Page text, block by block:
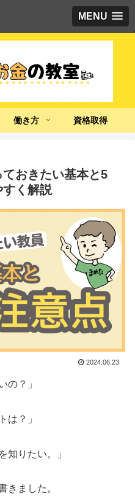
MENU
働き方 資格取得
おきたい基本と5
く解説
2024.06.23
の？」
は？」
知りたい。」
きました。